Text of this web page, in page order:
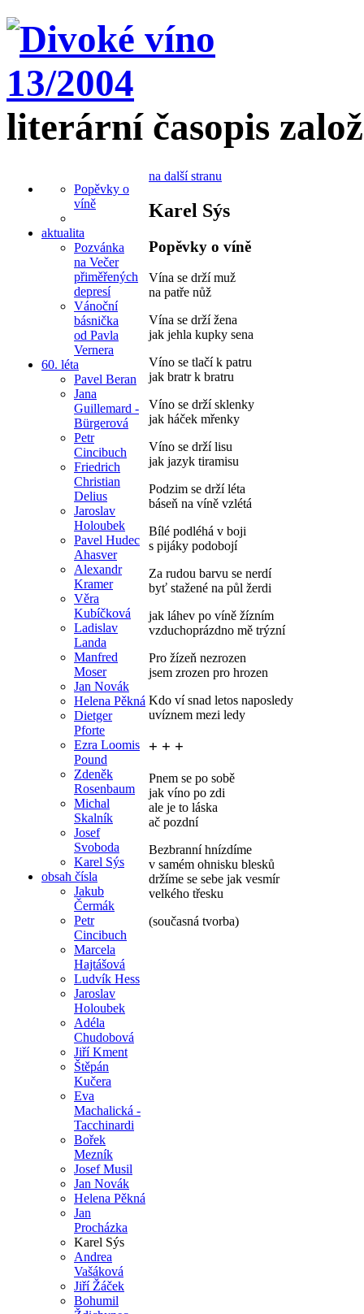
literární časopis
Popěvky o
víně
aktualita
Pozvánka
na Večer
přiměřených
depresí
Vánoční
básnička
od Pavla
Vernera
60. léta
Pavel Beran
Jana
Guillemard -
Bürgerová
Petr
Cincibuch
Friedrich
Christian
Delius
Jaroslav
Holoubek
Pavel Hudec
Ahasver
Alexandr
Kramer
Věra
Kubíčková
Ladislav
Landa
Manfred
Moser
Jan Novák
Helena Pěkná
Dietger
Pforte
Ezra Loomis
Pound
Zdeněk
Rosenbaum
Michal
Skalník
Josef
Svoboda
Karel Sýs
obsah čísla
Jakub
Čermák
Petr
Cincibuch
Marcela
Hajtášová
Ludvík Hess
Jaroslav
Holoubek
Adéla
Chudobová
Jiří Kment
Štěpán
Kučera
Eva
Machalická -
Tacchinardi
Bořek
Mezník
Josef Musil
Jan Novák
Helena Pěkná
Jan
Procházka
Karel Sýs
Andrea
Vašáková
Jiří Žáček
Bohumil
na další stranu
Karel Sýs
Popěvky o víně
Vína se drží muž
na patře nůž
Vína se drží žena
jak jehla kupky sena
Víno se tlačí k patru
jak bratr k bratru
Víno se drží sklenky
jak háček mřenky
Víno se drží lisu
jak jazyk tiramisu
Podzim se drží léta
báseň na víně vzlétá
Bílé podléhá v boji
s pijáky podobojí
Za rudou barvu se nerdí
byť stažené na půl žerdi
jak láhev po víně žízním
vzduchoprázdno mě trýzní
Pro žízeň nezrozen
jsem zrozen pro hrozen
Kdo ví snad letos naposledy
uvíznem mezi ledy
+ + +
Pnem se po sobě
jak víno po zdi
ale je to láska
ač pozdní
Bezbranní hnízdíme
v samém ohnisku blesků
držíme se sebe jak vesmír
velkého třesku
(současná tvorba)